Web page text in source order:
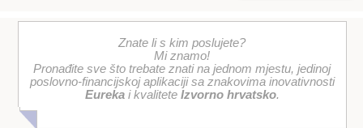
Znate li s kim poslujete?
Mi znamo!
Pronađite sve što trebate znati na jednom mjestu, jedinoj
poslovno-financijskoj aplikaciji sa znakovima inovativnosti
Eurekai kvalitete Izvorno hrvatsko.